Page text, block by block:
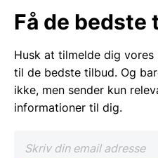
Få de
Husk at tilmelde dig
til de bedste tilbud. Og
ikke, men sender kun
informationer til dig.